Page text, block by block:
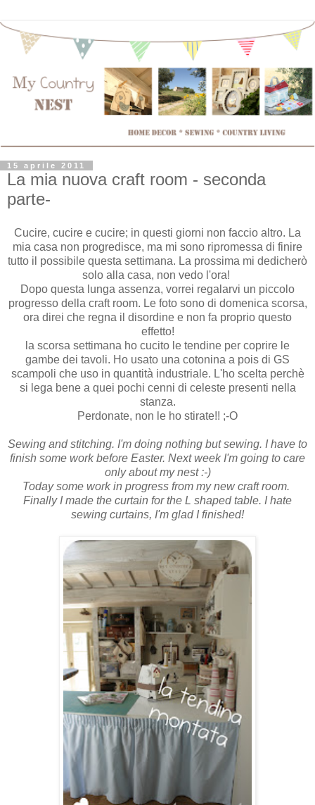
15 aprile 2011
La mia nuova craft room - seconda
parte-
Cucire, cucire e cucire; in questi giorni non faccio altro. La
mia casa non progredisce, ma mi sono ripromessa di finire
tutto il possibile questa settimana. La prossima mi dedicherò
solo alla casa, non vedo l'ora!
Dopo questa lunga assenza, vorrei regalarvi un piccolo
progresso della craft room. Le foto sono di domenica scorsa,
ora direi che regna il disordine e non fa proprio questo
effetto!
la scorsa settimana ho cucito le tendine per coprire le
gambe dei tavoli. Ho usato una cotonina a pois di GS
scampoli che uso in quantità industriale. L'ho scelta perchè
si lega bene a quei pochi cenni di celeste presenti nella
stanza.
Perdonate, non le ho stirate!! ;-O
Sewing and stitching. I'm doing nothing but sewing. I have to
finish some work before Easter. Next week I'm going to care
only about my nest :-)
Today some work in progress from my new craft room.
Finally I made the curtain for the L shaped table. I hate
sewing curtains, I'm glad I finished!